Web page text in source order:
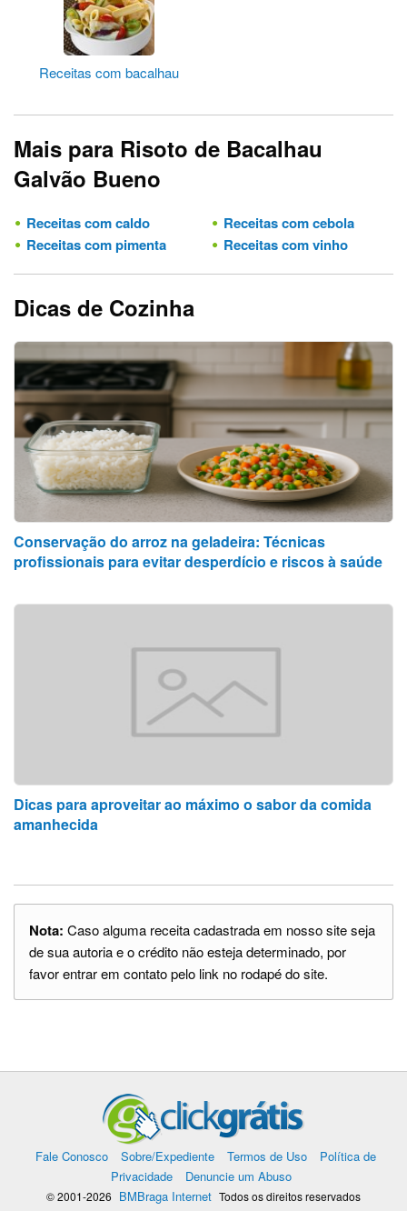
Receitas com bacalhau
Mais para Risoto de Bacalhau
Galvão Bueno
Receitas com caldo
Receitas com cebola
Receitas com pimenta
Receitas com vinho
Dicas de Cozinha
Conservação do arroz na geladeira: Técnicas
profissionais para evitar desperdício e riscos à saúde
Dicas para aproveitar ao máximo o sabor da comida
amanhecida
Nota: Caso alguma receita cadastrada em nosso site seja
de sua autoria e o crédito não esteja determinado, por
favor entrar em contato pelo link no rodapé do site.
Fale Conosco Sobre/Expediente Termos de Uso
Política de
Privacidade
Denuncie um Abuso
© 2001-2026 BMBraga Internet Todos os direitos reservados